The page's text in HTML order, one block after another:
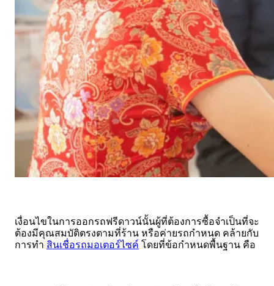
เงื่อนไขในการออกรถฟรีดาวน์นั้นผู้ที่ต้องการซื้อจำเป็นที่จะ
ต้องมีคุณสมบัติตรงตามที่ร้าน หรือค่ายรถกำหนด คล้ายกับ
การทำ สินเชื่อรถมอเตอร์ไซค์ โดยที่ข้อกำหนดพื้นฐาน คือ